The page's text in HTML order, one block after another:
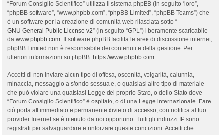
“Forum Consiglio Scientifico” utilizza il sistema phpBB (in seguito “loro”,
“phpBB software”, “www.phpbb.com”, “phpBB Limited”, “phpBB Teams”) che
è un software per la creazione di comunità web rilasciata sotto “
GNU General Public License v2” (in seguito “GPL”) liberamente scaricabile
da www.phpbb.com. Il software phpBB facilita le aree di discussione internet;
phpBB Limited non è responsabile dei contenuti e della gestione. Per
ulteriori informazioni su phpBB: https://www.phpbb.com.
Accetti di non inviare alcun tipo di offesa, oscenità, volgarità, calunnia,
minaccia, messaggio a sfondo sessuale, o qualsiasi altro tipo di materiale
che può violare una qualsiasi Legge del proprio Stato, o dello Stato dove
“Forum Consiglio Scientifico” è ospitato, o di una Legge internazionale. Fare
ciò porta all’immediato e permanente divieto di accesso, con notifica al tuo
provider Internet se è ritenuto da noi opportuno. Tutti gli indirizzi IP sono
registrati per salvaguardare e rinforzare queste condizioni. Accetti che